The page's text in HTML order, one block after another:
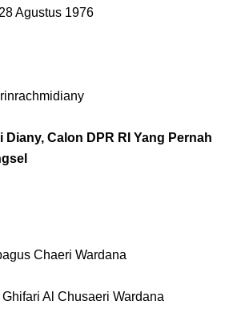
Agustus 1976
Diany, Calon DPR RI Yang Pernah
Chaeri Wardana
Al Chusaeri Wardana